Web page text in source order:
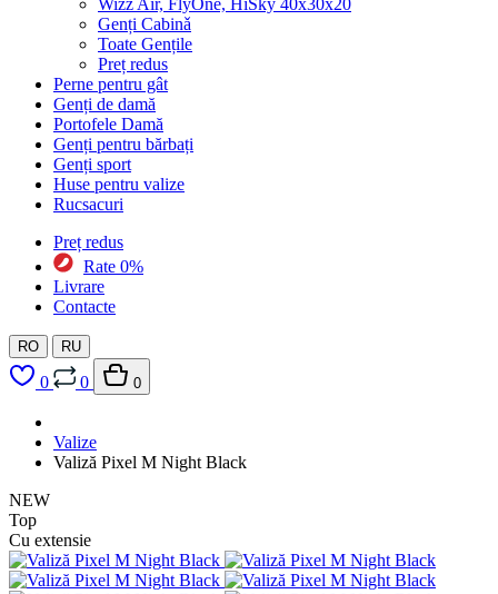
Wizz Air, FlyOne, HiSky 40x30x20
Genți Cabinǎ
Toate Gențile
Preț redus
Perne pentru gât
Genți de damă
Portofele Damă
Genți pentru bărbați
Genți sport
Huse pentru valize
Rucsacuri
Preț redus
Rate 0%
Livrare
Contacte
RO RU
0 0 0
Valize
Valiză Pixel M Night Black
NEW
Top
Cu extensie